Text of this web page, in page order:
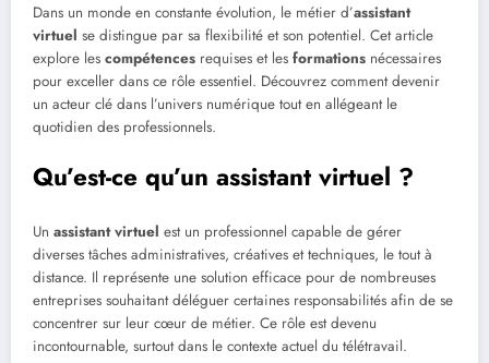
Dans un monde en constante évolution, le métier d’assistant
virtuel se distingue par sa flexibilité et son potentiel. Cet article
explore les compétences requises et les formations nécessaires
pour exceller dans ce rôle essentiel. Découvrez comment devenir
un acteur clé dans l’univers numérique tout en allégeant le
quotidien des professionnels.
Qu’est-ce qu’un assistant virtuel ?
Un assistant virtuel est un professionnel capable de gérer
diverses tâches administratives, créatives et techniques, le tout à
distance. Il représente une solution efficace pour de nombreuses
entreprises souhaitant déléguer certaines responsabilités afin de se
concentrer sur leur cœur de métier. Ce rôle est devenu
incontournable, surtout dans le contexte actuel du télétravail.